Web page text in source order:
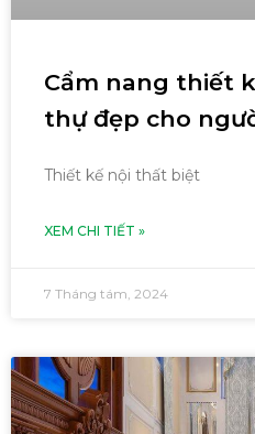
Cẩm nang thiết
thự đẹp cho
Thiết kế nội thất biệt
XEM CHI TIẾT »
7 Tháng tám, 2024